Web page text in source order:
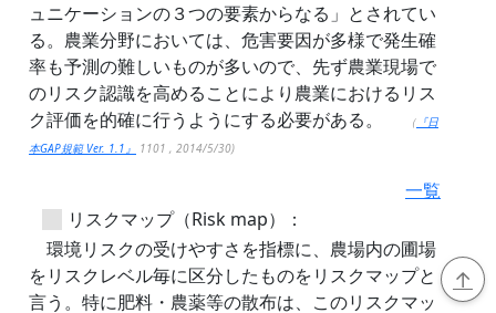
ュニケーションの３つの要素からなる」とされてい
る。農業分野においては、危害要因が多様で発生確
率も予測の難しいものが多いので、先ず農業現場で
のリスク認識を高めることにより農業におけるリス
ク評価を的確に行うようにする必要がある。
（ 『日
本GAP規範 Ver. 1.1』
1101 , 2014/5/30)
一覧
リスクマップ（Risk map）：
環境リスクの受けやすさを指標に、農場内の圃場
をリスクレベル毎に区分したものをリスクマップと
言う。特に肥料・農薬等の散布は、このリスクマッ
↑